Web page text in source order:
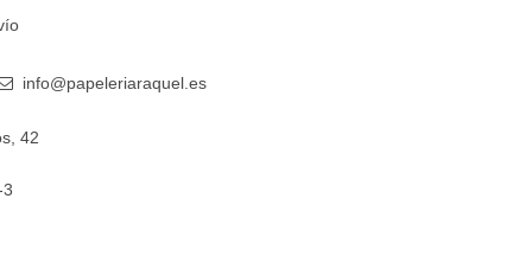
info@papeleriaraquel.es
42